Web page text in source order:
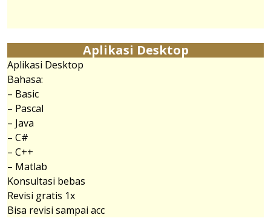
Aplikasi Desktop
Aplikasi Desktop
Bahasa:
– Basic
– Pascal
– Java
– C#
– C++
– Matlab
Konsultasi bebas
Revisi gratis 1x
Bisa revisi sampai acc